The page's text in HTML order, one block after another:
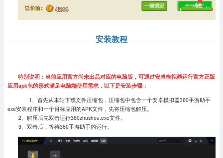
安装教程
特别说明：当前应用官方尚未出品对应的电脑版，可通过安卓模拟器运行官方正版
应用apk包的形式满足电脑端使用需求，以下是安装步骤：
1、首先从本站下载文件压缩包，压缩包中包含一个安卓模拟器360手游助手
exe安装程序和一个目标应用的APK文件，先将压缩包解压。
2、解压后先双击运行360zhushou.exe文件。
3、双击后，等待360手游助手的运行。